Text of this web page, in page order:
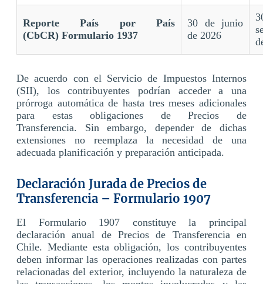
Reporte País por País
(CbCR) Formulario 1937
30 de junio
de 2026
De acuerdo con el Servicio de Impuestos Internos
(SII), los contribuyentes podrían acceder a una
prórroga automática de hasta tres meses adicionales
para estas obligaciones de Precios de
Transferencia. Sin embargo, depender de dichas
extensiones no reemplaza la necesidad de una
adecuada planificación y preparación anticipada.
Declaración Jurada de Precios de
Transferencia – Formulario 1907
El Formulario 1907 constituye la principal
declaración anual de Precios de Transferencia en
Chile. Mediante esta obligación, los contribuyentes
deben informar las operaciones realizadas con partes
relacionadas del exterior, incluyendo la naturaleza de